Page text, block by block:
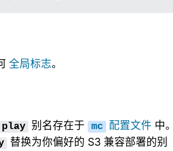
全局标志。
play 别名存在于 mc 配置文件 中
替换为你偏好的 S3 兼容部署的别